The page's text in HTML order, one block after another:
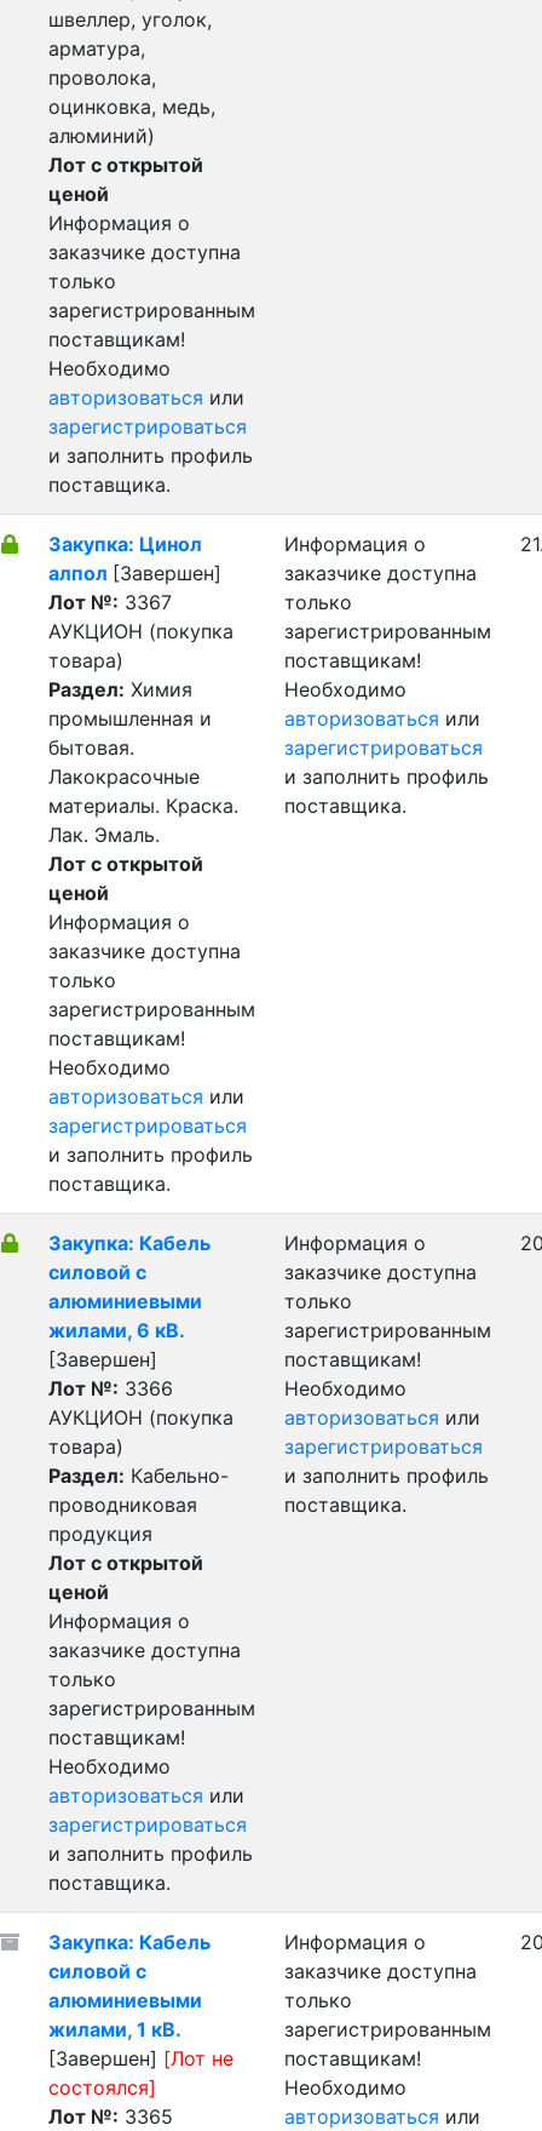
швеллер, уголок,
арматура,
проволока,
оцинковка, медь,
алюминий)
Лот с открытой
ценой
Информация о
заказчике доступна
только
зарегистрированным
поставщикам!
Необходимо
авторизоваться или
зарегистрироваться
и заполнить профиль
поставщика.
Закупка: Цинол
алпол [Завершен]
Лот №: 3367
АУКЦИОН (покупка
товара)
Раздел: Химия
промышленная и
бытовая.
Лакокрасочные
материалы. Краска.
Лак. Эмаль.
Лот с открытой
ценой
Информация о
заказчике доступна
только
зарегистрированным
поставщикам!
Необходимо
авторизоваться или
зарегистрироваться
и заполнить профиль
поставщика.
Информация о
заказчике доступна
только
зарегистрированным
поставщикам!
Необходимо
авторизоваться или
зарегистрироваться
и заполнить профиль
поставщика.
Закупка: Кабель
силовой с
алюминиевыми
жилами, 6 кВ.
[Завершен]
Лот №: 3366
АУКЦИОН (покупка
товара)
Раздел: Кабельно-
проводниковая
продукция
Лот с открытой
ценой
Информация о
заказчике доступна
только
зарегистрированным
поставщикам!
Необходимо
авторизоваться или
зарегистрироваться
и заполнить профиль
поставщика.
Информация о
заказчике доступна
только
зарегистрированным
поставщикам!
Необходимо
авторизоваться или
зарегистрироваться
и заполнить профиль
поставщика.
Закупка: Кабель
силовой с
алюминиевыми
жилами, 1 кВ.
[Завершен] [Лот не
состоялся]
Лот №: 3365
Информация о
заказчике доступна
только
зарегистрированным
поставщикам!
Необходимо
авторизоваться или